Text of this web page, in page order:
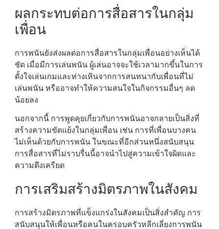
ผลกระทบต่อการสื่อสารในกลุ่ม
เพื่อน
การพนันยังส่งผลต่อการสื่อสารในกลุ่มเพื่อนอย่างเห็นได้
ชัด เมื่อมีการเล่นพนัน ผู้เล่นอาจจะใช้เวลามากขึ้นในการ
ตั้งใจเล่นเกมและห่างเหินจากการสนทนากับเพื่อนที่ไม่
เล่นพนัน หรืออาจทำให้ความสนใจในกิจกรรมอื่นๆ ลด
น้อยลง
นอกจากนี้ การพูดคุยเกี่ยวกับการพนันอาจกลายเป็นสิ่งที่
สร้างความขัดแย้งในกลุ่มเพื่อน เช่น การที่เพื่อนบางคน
ไม่เห็นด้วยกับการพนัน ในขณะที่อีกส่วนหนึ่งสนับสนุน
การสื่อสารที่ไม่ราบรื่นนี้อาจนำไปสู่ความเข้าใจผิดและ
ความตึงเครียด
การเสริมสร้างมิตรภาพในสังคม
การสร้างมิตรภาพที่แข็งแกร่งในสังคมเป็นสิ่งสำคัญ การ
สนับสนุนให้เพื่อนหรือคนในครอบครัวหลีกเลี่ยงการพนัน